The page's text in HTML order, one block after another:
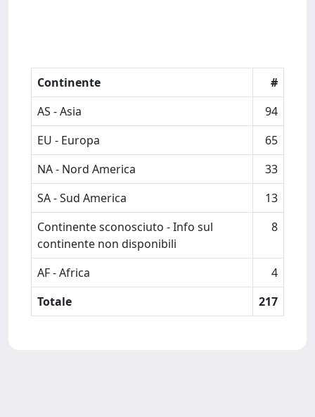
Continente
#
AS - Asia
94
EU - Europa
65
NA - Nord America
33
SA - Sud America
13
Continente sconosciuto - Info sul
continente non disponibili
8
AF - Africa
4
Totale
217